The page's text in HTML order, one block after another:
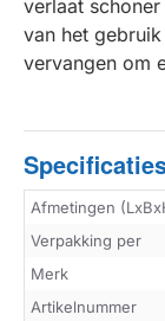
verlaat
van het
vervangen om
Afmetingen
Verpakking per
Merk
Artikelnummer